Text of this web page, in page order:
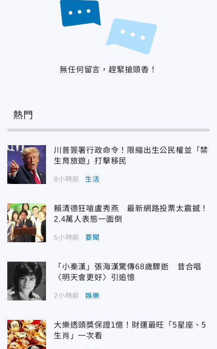
無任何留言，趕緊搶頭香！
熱門
川普簽署行政命令！限縮出生公民權並「禁
生育旅遊」打擊移民
8小時前 生活
賴清德狂嗆盧秀燕 最新網路投票太震撼！
2.4萬人表態一面倒
5小時前 要聞
「小秦漢」張海漢驚傳68歲驟逝 昔合唱
〈明天會更好〉引追憶
2小時前 娛樂
大樂透頭獎保證1億！財運最旺「5星座、5
生肖」一次看